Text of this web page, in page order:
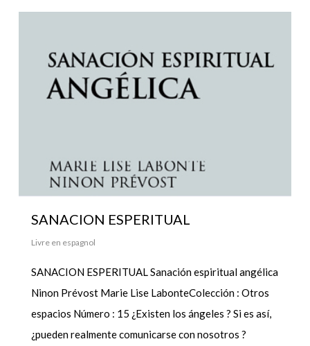
SANACION ESPERITUAL
Livre en espagnol
SANACION ESPERITUAL Sanación espiritual angélica
Ninon Prévost Marie Lise LabonteColección : Otros
espacios Número : 15 ¿Existen los ángeles ? Si es así,
¿pueden realmente comunicarse con nosotros ?